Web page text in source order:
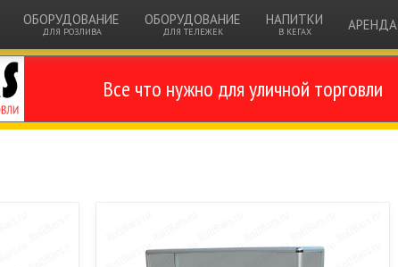
ОБОРУДОВАНИЕ
ДЛЯ РОЗЛИВА
ОБОРУДОВАНИЕ
ДЛЯ ТЕЛЕЖЕК
НАПИТКИ
В КЕГАХ АРЕНДА
Все что нужно для уличной торговли